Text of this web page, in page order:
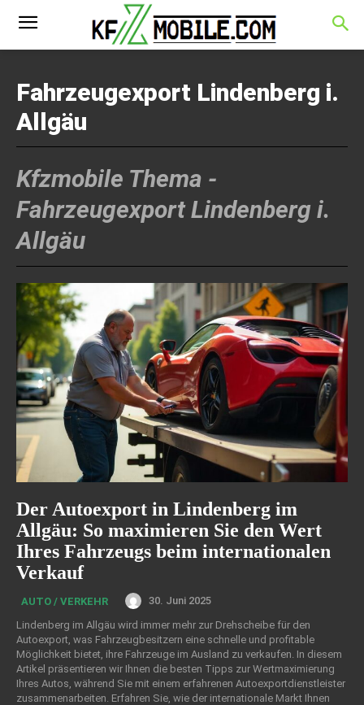
Fahrzeugexport Lindenberg i.
Allgäu
Kfzmobile Thema -
Fahrzeugexport Lindenberg i.
Allgäu
Der Autoexport in Lindenberg im
Allgäu: So maximieren Sie den Wert
Ihres Fahrzeugs beim internationalen
Verkauf
AUTO / VERKEHR
30. Juni 2025
Lindenberg im Allgäu wird immer mehr zur Drehscheibe für den
Autoexport, was Fahrzeugbesitzern eine schnelle und profitable
Möglichkeit bietet, ihre Fahrzeuge im Ausland zu verkaufen. In diesem
Artikel präsentieren wir Ihnen die besten Tipps zur Wertmaximierung
Ihres Autos, während Sie mit einem erfahrenen Autoexportdienstleister
zusammenarbeiten. Erfahren Sie, wie der internationale Markt Ihnen